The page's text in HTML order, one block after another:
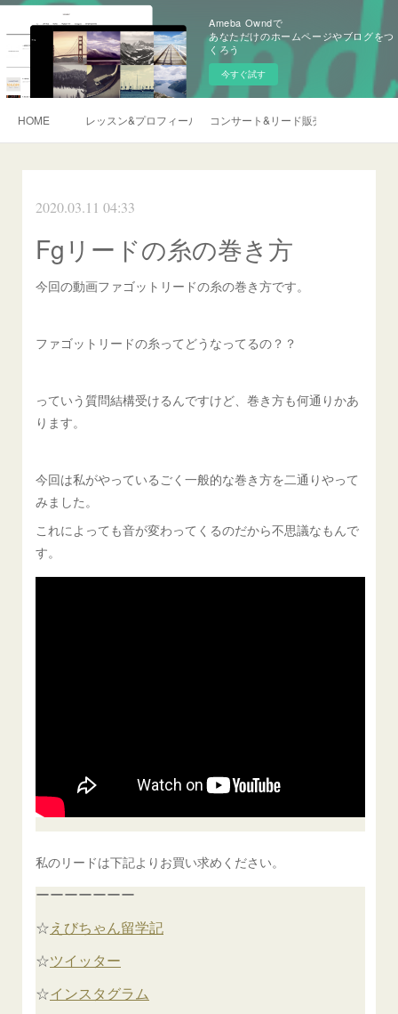
Ameba Owndで
あなただけのホームページやブログをつ
くろう
今すぐ試す
HOME レッスン&プロフィール コンサート&リード販売&ご依頼
2020.03.11 04:33
Fgリードの糸の巻き方
今回の動画ファゴットリードの糸の巻き方です。
ファゴットリードの糸ってどうなってるの？？
っていう質問結構受けるんですけど、巻き方も何通りかあ
ります。
今回は私がやっているごく一般的な巻き方を二通りやって
みました。
これによっても音が変わってくるのだから不思議なもんで
す。
私のリードは下記よりお買い求めください。